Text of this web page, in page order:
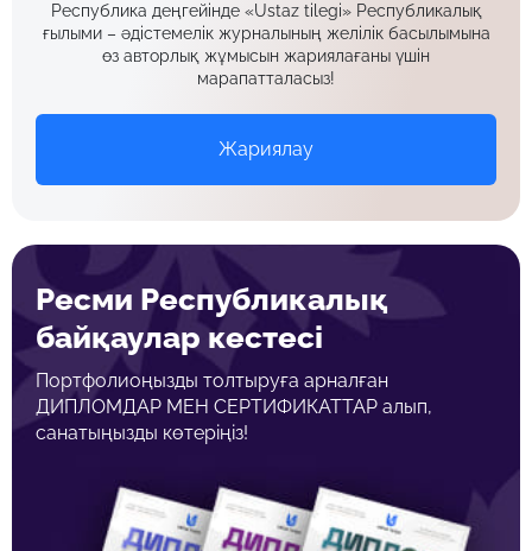
Республика деңгейінде «Ustaz tilegi» Республикалық
ғылыми – әдістемелік журналының желілік басылымына
өз авторлық жұмысын жариялағаны үшін
марапатталасыз!
Жариялау
Ресми Республикалық
байқаулар кестесі
Портфолиоңызды толтыруға арналған
ДИПЛОМДАР МЕН СЕРТИФИКАТТАР алып,
санатыңызды көтеріңіз!